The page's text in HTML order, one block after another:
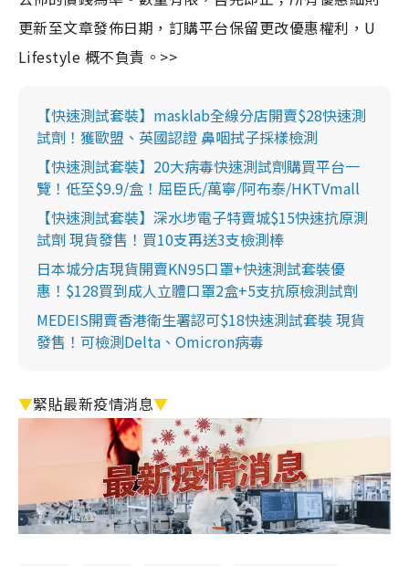
更新至文章發佈日期，訂購平台保留更改優惠權利，U
Lifestyle 概不負責。>>
【快速測試套裝】masklab全線分店開賣$28快速測
試劑！獲歐盟、英國認證 鼻咽拭子採樣檢測
【快速測試套裝】20大病毒快速測試劑購買平台一
覽！低至$9.9/盒！屈臣氏/萬寧/阿布泰/HKTVmall
【快速測試套裝】深水埗電子特賣城$15快速抗原測
試劑 現貨發售！買10支再送3支檢測棒
日本城分店現貨開賣KN95口罩+快速測試套裝優
惠！$128買到成人立體口罩2盒+5支抗原檢測試劑
MEDEIS開賣香港衛生署認可$18快速測試套裝 現貨
發售！可檢測Delta、Omicron病毒
▼緊貼最新疫情消息▼